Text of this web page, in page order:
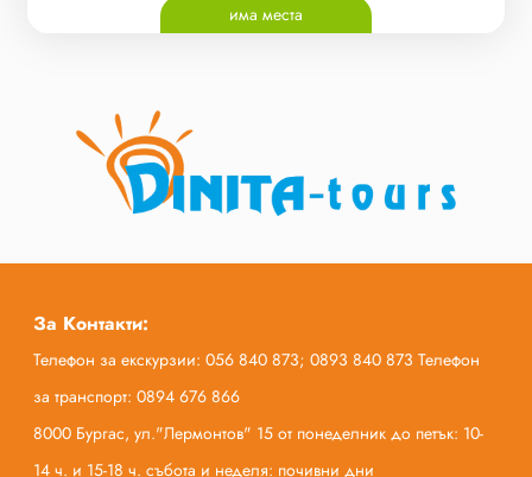
има места
За Контакти:
Телефон за екскурзии: 056 840 873; 0893 840 873 Телефон
за транспорт: 0894 676 866
8000 Бургас, ул."Лермонтов" 15 от понеделник до петък: 10-
14 ч. и 15-18 ч. събота и неделя: почивни дни